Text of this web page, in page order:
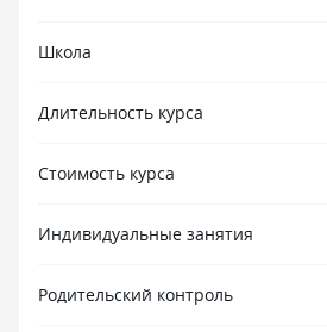
Школа
Длительность курса
Стоимость курса
Индивидуальные занятия
Родительский контроль